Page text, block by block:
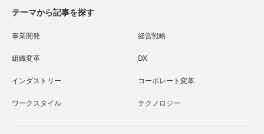
テーマから記事を探す
事業開発 経営戦略
組織変革 DX
インダストリー コーポレート変革
ワークスタイル テクノロジー